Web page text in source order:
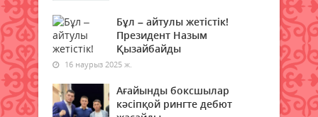
Алғашқы цифрлық жасанды
интеллект құралдарының
таныстырылымы өтті
06 тамыз 2026 ж.
Өрт қауіпсіздігі талаптарын
сақтау – әр азаматтың міндеті
Бұл – айтулы жетістік!
Президент Назым
Қызайбайды
16 наурыз 2025 ж.
Ағайынды боксшылар
кәсіпқой рингте дебют